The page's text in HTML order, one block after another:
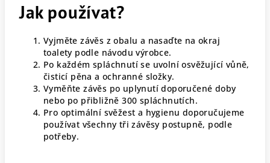
Jak používat?
Vyjměte závěs z obalu a nasaďte na okraj
toalety podle návodu výrobce.
Po každém spláchnutí se uvolní osvěžující vůně,
čisticí pěna a ochranné složky.
Vyměňte závěs po uplynutí doporučené doby
nebo po přibližně 300 spláchnutích.
Pro optimální svěžest a hygienu doporučujeme
používat všechny tři závěsy postupně, podle
potřeby.